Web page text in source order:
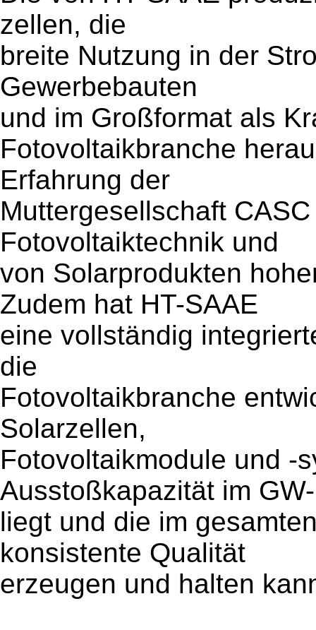
zellen, die
breite Nutzung in der
Gewerbebauten
und im Großformat als
Fotovoltaikbranche
Erfahrung der
Muttergesellschaft
Fotovoltaiktechnik und
von Solarprodukten
Zudem hat HT-SAAE
eine vollständig
die
Fotovoltaikbranche
Solarzellen,
Fotovoltaikmodule und -
Ausstoßkapazität im
liegt und die im
konsistente Qualität
erzeugen und halten